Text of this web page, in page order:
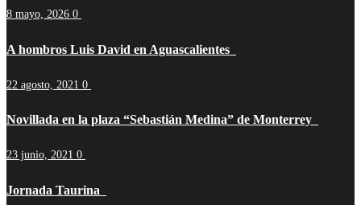
8 mayo, 2026 0
A hombros Luis David en Aguascalientes
22 agosto, 2021 0
Novillada en la plaza “Sebastián Medina” de Monterrey
23 junio, 2021 0
Jornada Taurina